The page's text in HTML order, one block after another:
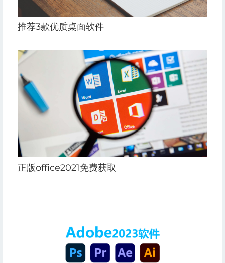
推荐3款优质桌面软件
正版office2021免费获取